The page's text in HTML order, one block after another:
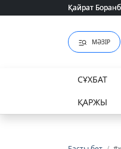
Қайрат
Қайрат
МӘЗІР
СҰХБАТ
ҚАРЖЫ